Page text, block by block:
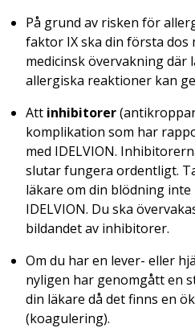
På grund av risken för
faktor IX ska din första dos
medicinsk övervakning där
allergiska reaktioner kan
Att inhibitorer
komplikation som har
med IDELVION.
slutar fungera ordentligt.
läkare om din blödning
IDELVION. Du ska
bildandet av inhibitorer.
Om du har en lever- eller
nyligen har genomgått en
din läkare då det finns en
(koagulering).